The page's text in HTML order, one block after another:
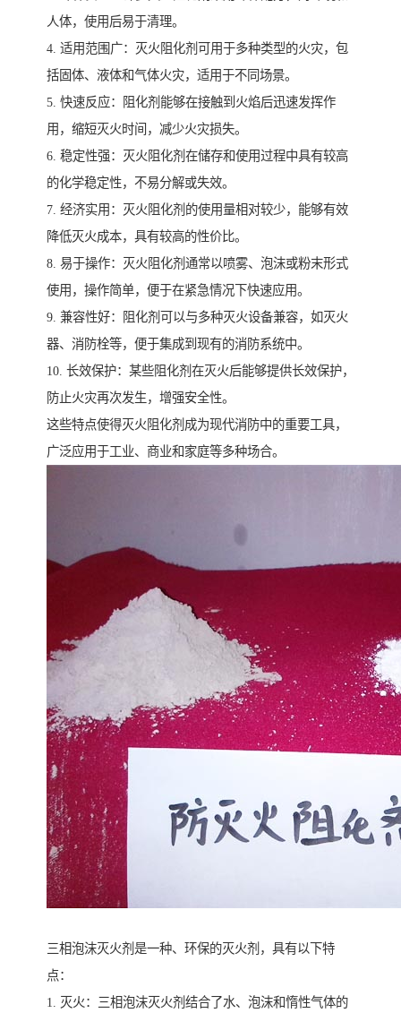
人体，使用后易于清理。
4. 适用范围广：灭火阻化剂可用于多种类型的火灾，包
括固体、液体和气体火灾，适用于不同场景。
5. 快速反应：阻化剂能够在接触到火焰后迅速发挥作
用，缩短灭火时间，减少火灾损失。
6. 稳定性强：灭火阻化剂在储存和使用过程中具有较高
的化学稳定性，不易分解或失效。
7. 经济实用：灭火阻化剂的使用量相对较少，能够有效
降低灭火成本，具有较高的性价比。
8. 易于操作：灭火阻化剂通常以喷雾、泡沫或粉末形式
使用，操作简单，便于在紧急情况下快速应用。
9. 兼容性好：阻化剂可以与多种灭火设备兼容，如灭火
器、消防栓等，便于集成到现有的消防系统中。
10. 长效保护：某些阻化剂在灭火后能够提供长效保护，
防止火灾再次发生，增强安全性。
这些特点使得灭火阻化剂成为现代消防中的重要工具，
广泛应用于工业、商业和家庭等多种场合。
三相泡沫灭火剂是一种、环保的灭火剂，具有以下特
点：
1. 灭火：三相泡沫灭火剂结合了水、泡沫和惰性气体的